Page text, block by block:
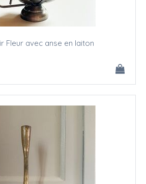
Fleur avec anse en laiton